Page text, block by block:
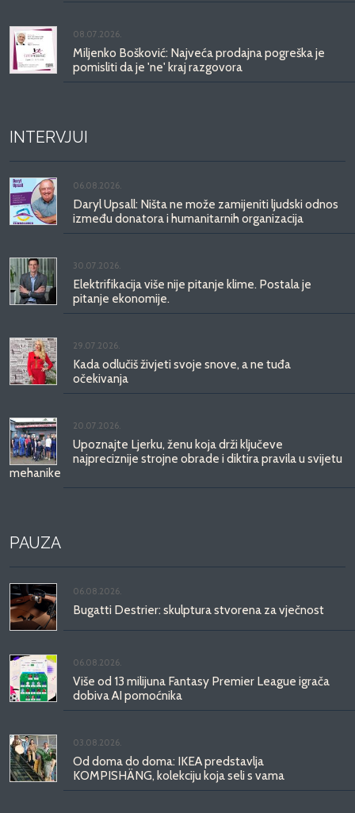
08.07.2026.
Miljenko Bošković: Najveća prodajna pogreška je
pomisliti da je 'ne' kraj razgovora
INTERVJUI
06.08.2026.
Daryl Upsall: Ništa ne može zamijeniti ljudski odnos
između donatora i humanitarnih organizacija
30.07.2026.
Elektrifikacija više nije pitanje klime. Postala je
pitanje ekonomije.
29.07.2026.
Kada odlučiš živjeti svoje snove, a ne tuđa
očekivanja
20.07.2026.
Upoznajte Ljerku, ženu koja drži ključeve
najpreciznije strojne obrade i diktira pravila u svijetu
mehanike
PAUZA
06.08.2026.
Bugatti Destrier: skulptura stvorena za vječnost
06.08.2026.
Više od 13 milijuna Fantasy Premier League igrača
dobiva AI pomoćnika
03.08.2026.
Od doma do doma: IKEA predstavlja
KOMPISHÄNG, kolekciju koja seli s vama